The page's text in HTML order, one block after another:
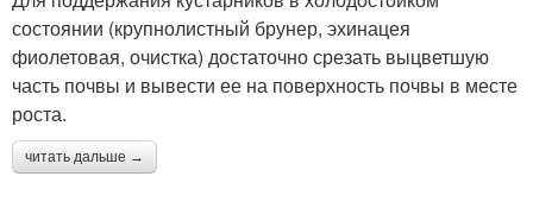
состоянии (крупнолистный брунер, эхинацея
фиолетовая, очистка) достаточно срезать выцветшую
часть почвы и вывести ее на поверхность почвы в месте
роста.
читать дальше →